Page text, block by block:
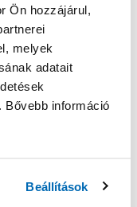
Ön hozzájárul,
melyek
adatait
Bővebb információ
Beállítások